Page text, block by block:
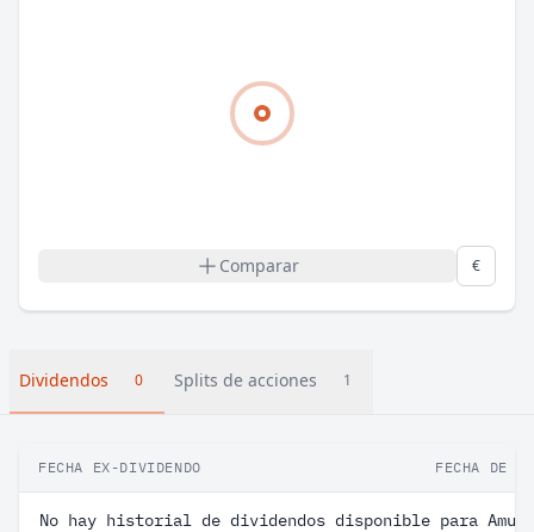
Comparar €
Dividendos 0 Splits de acciones 1
FECHA EX-DIVIDENDO FECHA DE
No hay historial de dividendos disponible para